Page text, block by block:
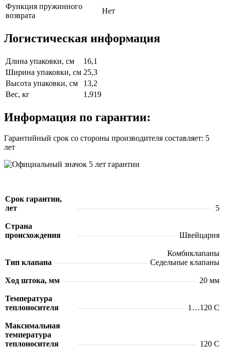
Функция пружинного
возврата
Нет
Логистическая информация
Длина упаковки, см
16,1
Ширина упаковки, см 25,3
Высота упаковки, см
13,2
Вес, кг
1,919
Информация по гарантии:
Гарантийный срок со стороны производителя составляет: 5
лет
Срок гарантии,
лет
5
Страна
происхождения
Швейцария
Тип клапана
Комбиклапаны
Седельные клапаны
Ход штока, мм 20 мм
Температура
теплоносителя
1…120 C
Максимальная
температура
теплоносителя
120 C